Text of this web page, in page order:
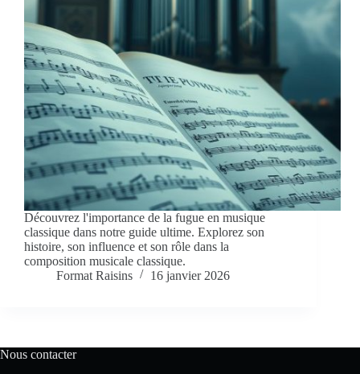
Découvrez l'importance de la fugue en musique
classique dans notre guide ultime. Explorez son
histoire, son influence et son rôle dans la
composition musicale classique.
Format Raisins
16 janvier 2026
Nous contacter